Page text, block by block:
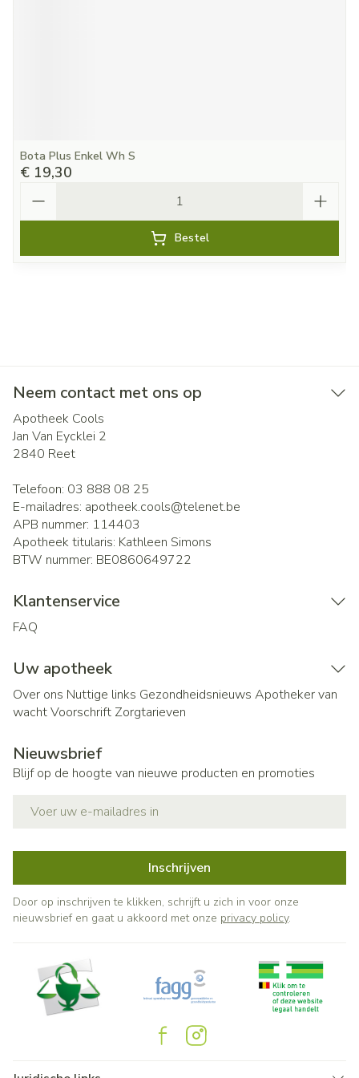
Bota Plus Enkel Wh S
€ 19,30
Bestel
Neem contact met ons op
Apotheek Cools
Jan Van Eycklei 2
2840 Reet
Telefoon: 03 888 08 25
E-mailadres: apotheek.cools@telenet.be
APB nummer: 114403
Apotheek titularis: Kathleen Simons
BTW nummer: BE0860649722
Klantenservice
FAQ
Uw apotheek
Over ons Nuttige links Gezondheidsnieuws Apotheker van
wachtVoorschrift Zorgtarieven
Nieuwsbrief
Blijf op de hoogte van nieuwe producten en promoties
Inschrijven
Door op inschrijven te klikken, schrijft u zich in voor onze
nieuwsbrief en gaat u akkoord met onze privacy policy.